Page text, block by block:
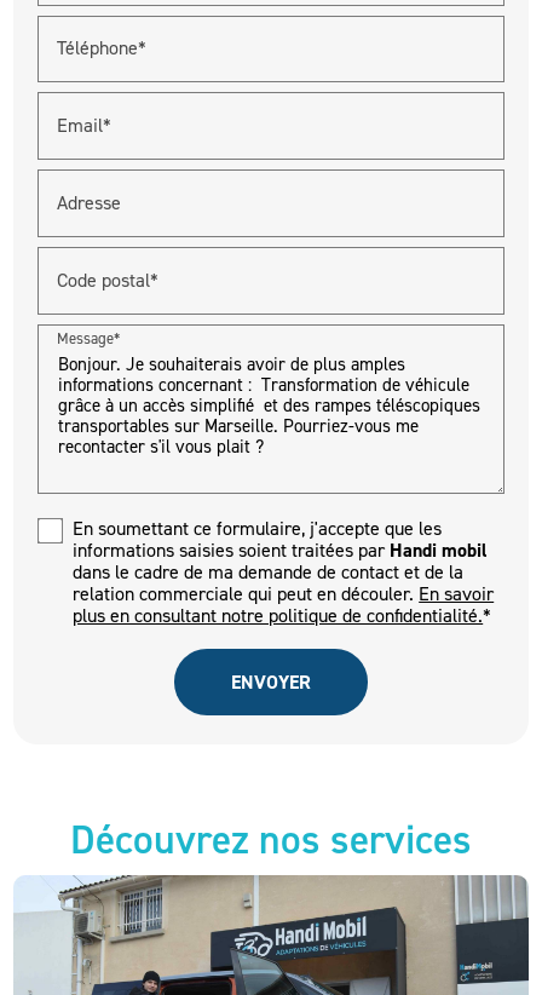
Téléphone*
Email*
Adresse
Code postal*
Message*
En soumettant ce formulaire, j'accepte que les
informations saisies soient traitées parHandi mobil
dans le cadre de ma demande de contact et de la
relation commerciale qui peut en découler. En savoir
plus en consultant notre politique de confidentialité.*
Découvrez nos services